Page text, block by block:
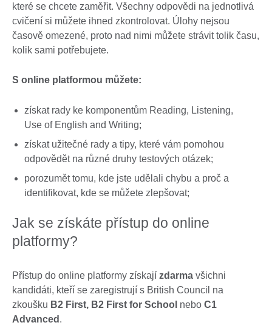
které se chcete zaměřit. Všechny odpovědi na jednotlivá
cvičení si můžete ihned zkontrolovat. Úlohy nejsou
časově omezené, proto nad nimi můžete strávit tolik času,
kolik sami potřebujete.
S online platformou můžete:
získat rady ke komponentům Reading, Listening,
Use of English and Writing;
získat užitečné rady a tipy, které vám pomohou
odpovědět na různé druhy testových otázek;
porozumět tomu, kde jste udělali chybu a proč a
identifikovat, kde se můžete zlepšovat;
Jak se získáte přístup do online
platformy?
Přístup do online platformy získají zdarma všichni
kandidáti, kteří se zaregistrují s British Council na
zkoušku B2 First, B2 First for School nebo C1
Advanced .